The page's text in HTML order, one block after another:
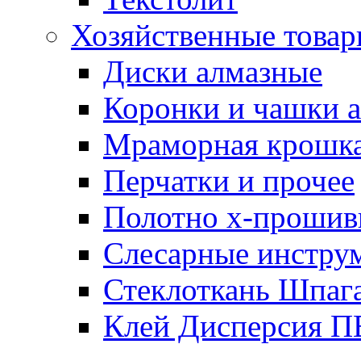
Хозяйственные
Диски алмазные
Коронки и чашки
Мраморная
Перчатки и прочее
Полотно х-
Слесарные
Стеклоткань
Клей Дисперсия